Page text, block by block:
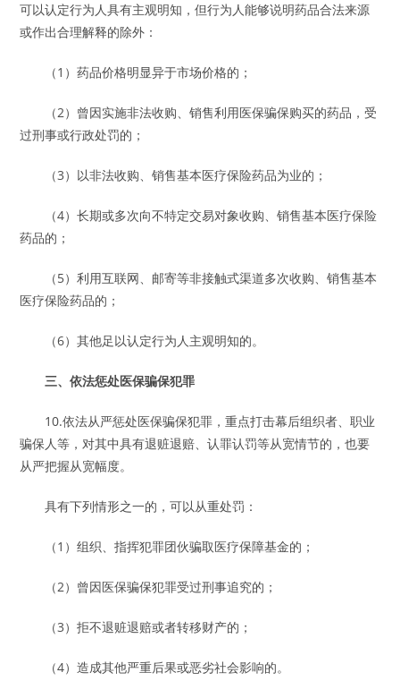
可以认定行为人具有主观明知，但行为人能够说明药品合法来源
或作出合理解释的除外：
（1）药品价格明显异于市场价格的；
（2）曾因实施非法收购、销售利用医保骗保购买的药品，受
过刑事或行政处罚的；
（3）以非法收购、销售基本医疗保险药品为业的；
（4）长期或多次向不特定交易对象收购、销售基本医疗保险
药品的；
（5）利用互联网、邮寄等非接触式渠道多次收购、销售基本
医疗保险药品的；
（6）其他足以认定行为人主观明知的。
三、依法惩处医保骗保犯罪
10.依法从严惩处医保骗保犯罪，重点打击幕后组织者、职业
骗保人等，对其中具有退赃退赔、认罪认罚等从宽情节的，也要
从严把握从宽幅度。
具有下列情形之一的，可以从重处罚：
（1）组织、指挥犯罪团伙骗取医疗保障基金的；
（2）曾因医保骗保犯罪受过刑事追究的；
（3）拒不退赃退赔或者转移财产的；
（4）造成其他严重后果或恶劣社会影响的。